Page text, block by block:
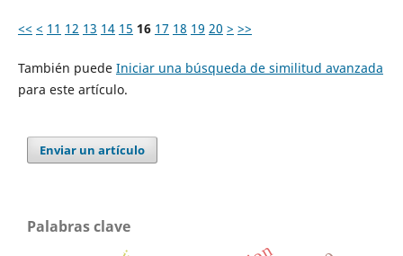
<< < 11 12 13 14 15 16 17 18 19 20 > >>
También puede Iniciar una búsqueda de similitud avanzada
para este artículo.
Enviar un artículo
Palabras clave